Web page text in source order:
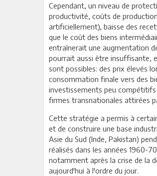
Cependant, un niveau de
productivité, coûts de
artificiellement), baisse des
que le coût des biens
entraînerait une augmentation
pourrait aussi être insuffisante,
sont possibles: des prix élevés
consommation finale vers des
investissements peu compétitifs
firmes transnationales attirées
Cette stratégie a permis à
et de construire une base
Asie du Sud (Inde, Pakistan)
réalisés dans les années 1960-
notamment après la crise de la
aujourd'hui à l'ordre du jour.